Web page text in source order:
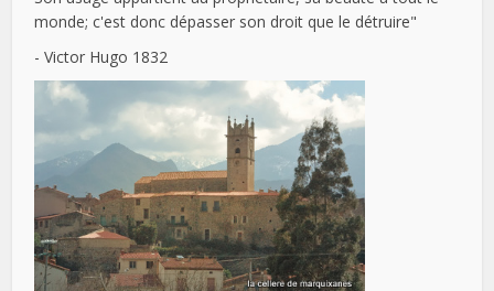
monde; c'est donc dépasser son droit que le détruire"
- Victor Hugo 1832